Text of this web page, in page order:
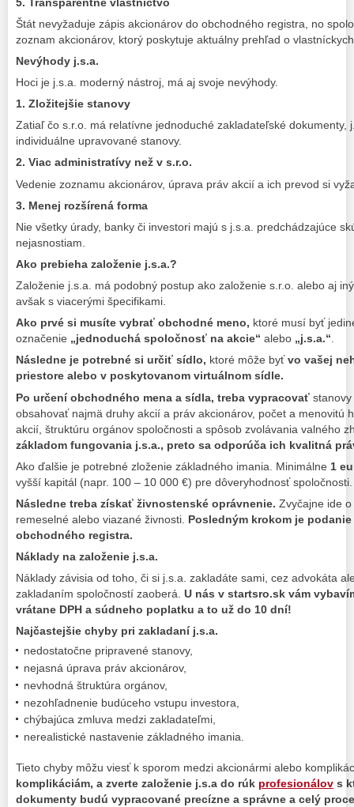
Štát nevyžaduje zápis akcionárov do obchodného registra, no
zoznam akcionárov, ktorý poskytuje aktuálny prehľad o
Nevýhody j.s.a.
Hoci je j.s.a. moderný nástroj, má aj svoje nevýhody.
1. Zložitejšie stanovy
Zatiaľ čo s.r.o. má relatívne jednoduché zakladateľské dokumenty,
individuálne upravované stanovy.
2. Viac administratívy než v s.r.o.
Vedenie zoznamu akcionárov, úprava práv akcií a ich prevod si
3. Menej rozšírená forma
Nie všetky úrady, banky či investori majú s j.s.a. predchádzajúce
nejasnostiam.
Ako prebieha založenie j.s.a.?
Založenie j.s.a. má podobný postup ako založenie s.r.o. alebo aj
avšak s viacerými špecifikami.
Ako prvé si musíte vybrať obchodné meno, ktoré musí byť
označenie „jednoduchá spoločnosť na akcie“ alebo „j.s.a.“.
Následne je potrebné si určiť sídlo, ktoré môže byťvo vašej
priestore alebo v poskytovanom virtuálnom sídle.
Po určení obchodného mena a sídla, treba vypracovať
obsahovať najmä druhy akcií a práv akcionárov, počet a menovitú
akcií, štruktúru orgánov spoločnosti a spôsob zvolávania valného
základom fungovania j.s.a., preto sa odporúča ich kvalitná
Ako ďalšie je potrebné zloženie základného imania. Minimálne 1
vyšší kapitál (napr. 100 – 10 000 €) pre dôveryhodnosť spoločnosti.
Následne treba získať živnostenské oprávnenie. Zvyčajne ide
remeselné alebo viazané živnosti. Posledným krokom je
obchodného registra.
Náklady na založenie j.s.a.
Náklady závisia od toho, či si j.s.a. zakladáte sami, cez advokáta
zakladaním spoločností zaoberá. U nás v startsro.sk vám
vrátane DPH a súdneho poplatku a to už do 10 dní!
Najčastejšie chyby pri zakladaní j.s.a.
nedostatočne pripravené stanovy,
nejasná úprava práv akcionárov,
nevhodná štruktúra orgánov,
nezohľadnenie budúceho vstupu investora,
chýbajúca zmluva medzi zakladateľmi,
nerealistické nastavenie základného imania.
Tieto chyby môžu viesť k sporom medzi akcionármi alebo
komplikáciám, a zverte založenie j.s.a do rúk profesionálov s
dokumenty budú vypracované precízne a správne a celý